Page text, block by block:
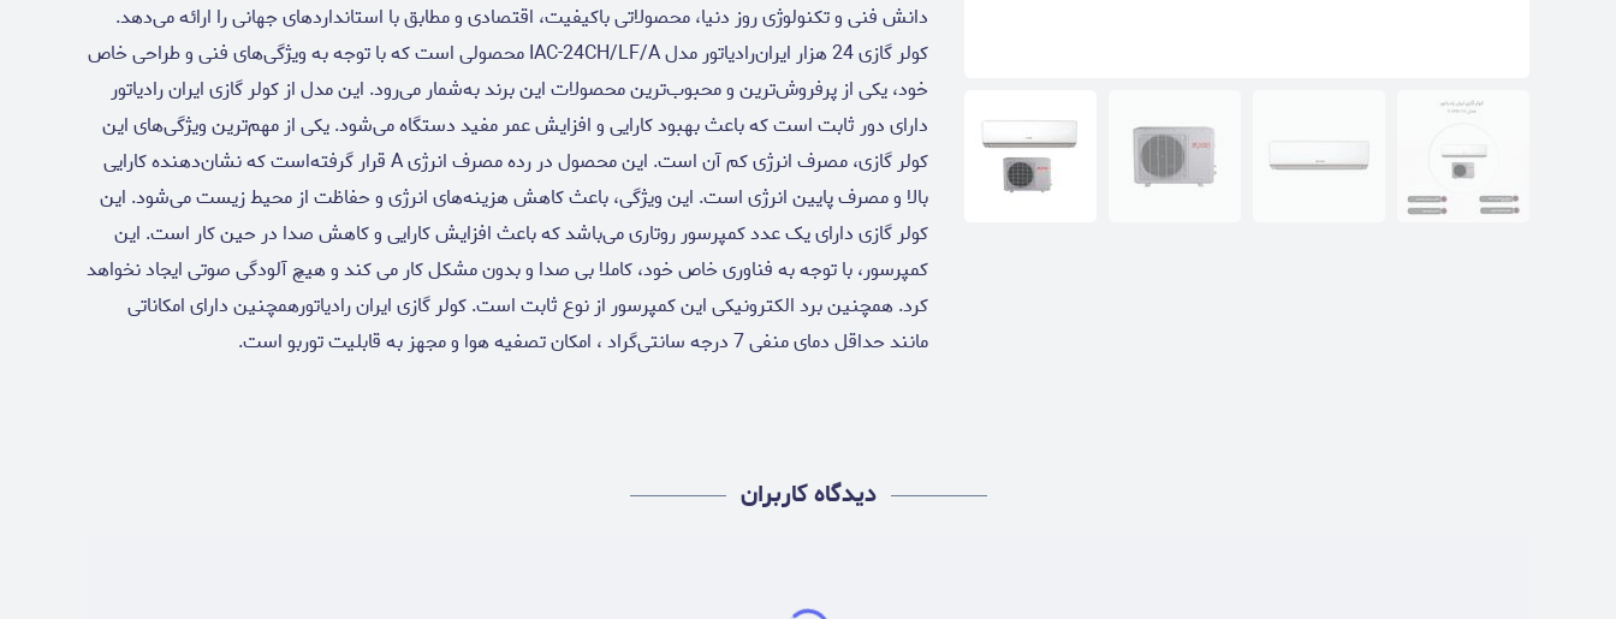
دانش فنی و تکنولوژی روز دنیا، محصولاتی با‌کیفیت، اقتصادی و مطابق با استانداردهای جهانی را ارائه می‌دهد.
کولر گازی 24 هزار ایران‌رادیاتور مدل IAC-24CH/LF/A محصولی است که با توجه به ویژگی‌های فنی و طراحی خاص
خود، یکی از پرفروش‌ترین و محبوب‌ترین محصولات این برند به‌شمار می‌رود. این مدل از کولر گازی ایران رادیاتور
دارای دور ثابت است که باعث بهبود کارایی و افزایش عمر مفید دستگاه می‌شود. یکی از مهم‌ترین ویژگی‌های این
کولر گازی، مصرف انرژی کم آن است. این محصول در رده مصرف انرژی A قرار گرفته‌است که نشان‌دهنده کارایی
بالا و مصرف پایین انرژی است. این ویژگی، باعث کاهش هزینه‌های انرژی و حفاظت از محیط زیست می‌شود. این
کولر گازی دارای یک عدد کمپرسور روتاری می‌باشد که باعث افزایش کارایی و کاهش صدا در حین کار است. این
کمپرسور، با توجه به فناوری خاص خود، کاملا بی صدا و بدون مشکل کار می کند و هیچ آلودگی صوتی ایجاد نخواهد
کرد. همچنین برد الکترونیکی این کمپرسور از نوع ثابت است. کولر گازی ایران رادیاتورهمچنین دارای امکاناتی
مانند حداقل دمای منفی 7 درجه سانتی‌گراد ، امکان تصفیه هوا و مجهز به قابلیت توربو است.
دیدگاه کاربران